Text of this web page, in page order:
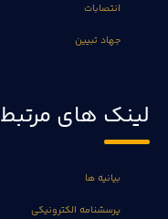
انتصابات
جهاد تبیین
لینک های مرتبط
بیانیه ها
پرسشنامه الکترونیکی